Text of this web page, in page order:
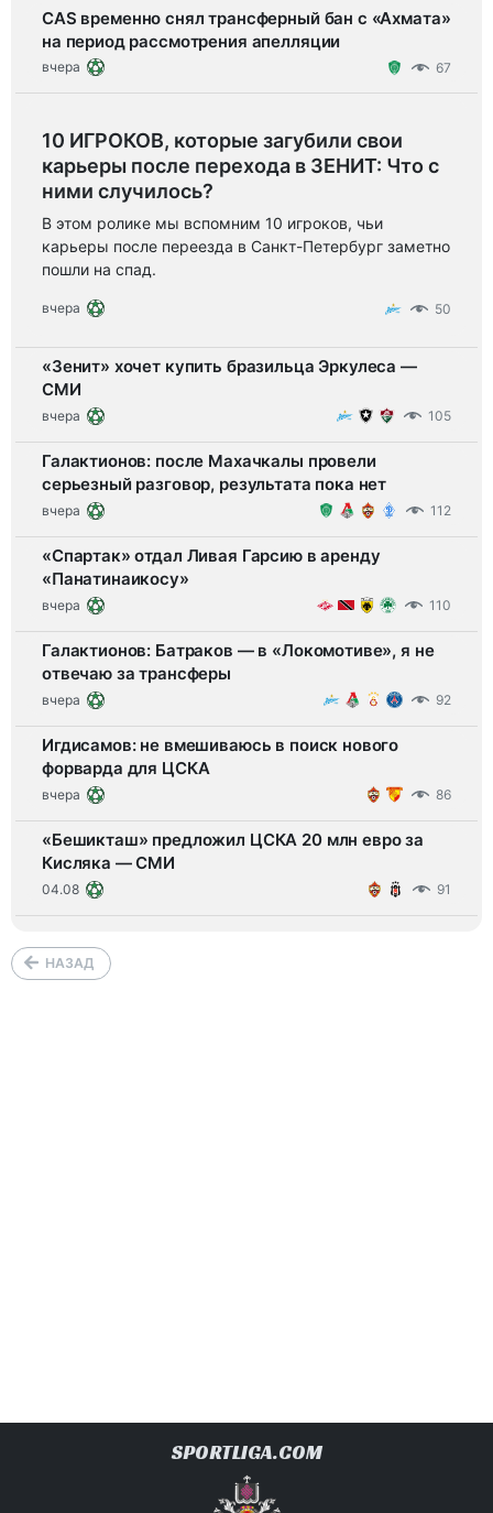
CAS временно снял трансферный бан с «Ахмата»
на период рассмотрения апелляции
вчера 67
10 ИГРОКОВ, которые загубили свои
карьеры после перехода в ЗЕНИТ: Что с
ними случилось?
В этом ролике мы вспомним 10 игроков, чьи
карьеры после переезда в Санкт-Петербург заметно
пошли на спад.
вчера 50
«Зенит» хочет купить бразильца Эркулеса —
СМИ
вчера 105
Галактионов: после Махачкалы провели
серьезный разговор, результата пока нет
вчера 112
«Спартак» отдал Ливая Гарсию в аренду
«Панатинаикосу»
вчера 110
Галактионов: Батраков — в «Локомотиве», я не
отвечаю за трансферы
вчера 92
Игдисамов: не вмешиваюсь в поиск нового
форварда для ЦСКА
вчера 86
«Бешикташ» предложил ЦСКА 20 млн евро за
Кисляка — СМИ
04.08 91
НАЗАД
SPORTLIGA.COM